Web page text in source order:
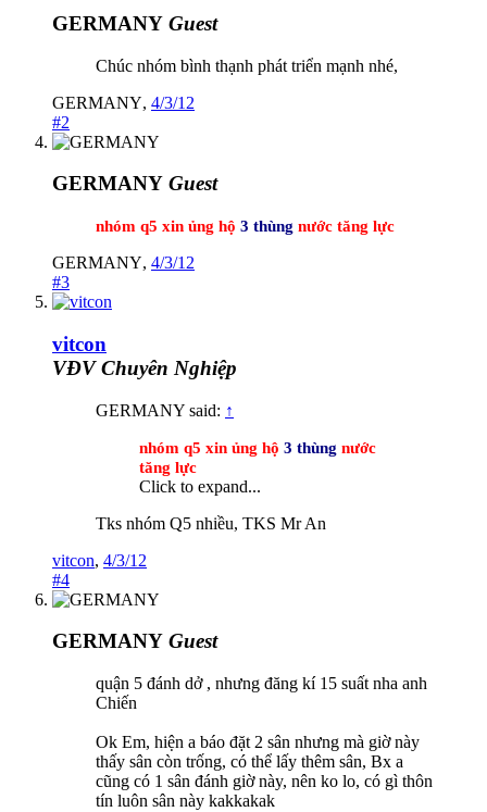
GERMANY Guest
Chúc nhóm bình thạnh phát triển mạnh nhé,
GERMANY, 4/3/12
#2
GERMANY Guest
nhóm q5 xin ủng hộ 3 thùng nước tăng lực
GERMANY, 4/3/12
#3
vitcon
VĐV Chuyên Nghiệp
GERMANY said: ↑
nhóm q5 xin ủng hộ 3 thùng nước
tăng lực
Click to expand...
Tks nhóm Q5 nhiều, TKS Mr An
vitcon, 4/3/12
#4
GERMANY Guest
quận 5 đánh dở , nhưng đăng kí 15 suất nha anh
Chiến
Ok Em, hiện a báo đặt 2 sân nhưng mà giờ này
thấy sân còn trống, có thể lấy thêm sân, Bx a
cũng có 1 sân đánh giờ này, nên ko lo, có gì thôn
tín luôn sân này kakkakak